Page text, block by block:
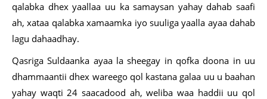
qalabka dhex yaallaa uu ka samaysan yahay dahab saafi
ah, xataa qalabka xamaamka iyo suuliga yaalla ayaa dahab
lagu dahaadhay.
Qasriga Suldaanka ayaa la sheegay in qofka doona in uu
dhammaantii dhex wareego qol kastana galaa uu u baahan
yahay waqti 24 saacadood ah, weliba waa haddii uu qol